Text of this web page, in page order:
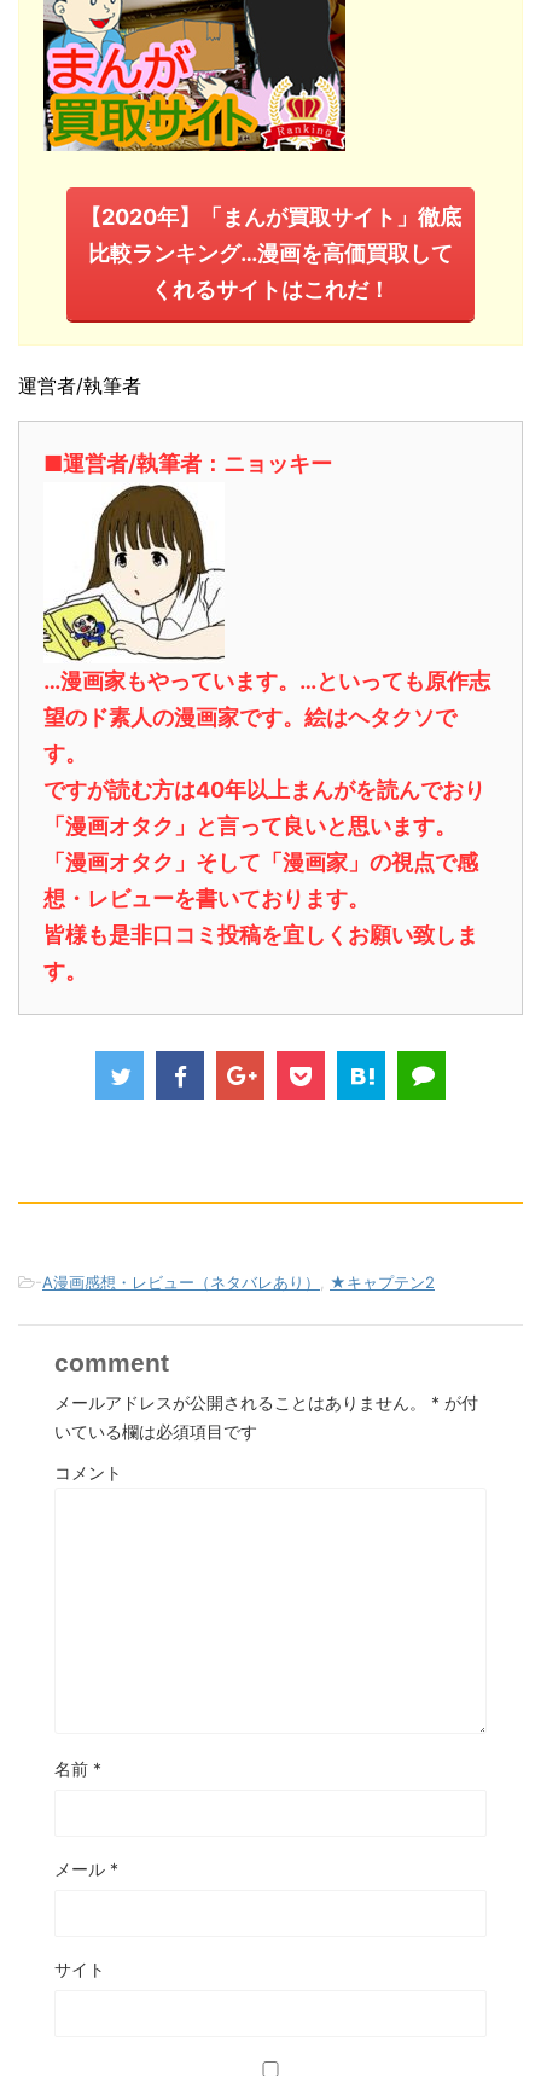
【2020年】「まんが買取サイト」徹底
比較ランキング…漫画を高価買取して
くれるサイトはこれだ！
運営者/執筆者
■運営者/執筆者：ニョッキー
…漫画家もやっています。…といっても原作志
望のド素人の漫画家です。絵はヘタクソで
す。
ですが読む方は40年以上まんがを読んでおり
「漫画オタク」と言って良いと思います。
「漫画オタク」そして「漫画家」の視点で感
想・レビューを書いております。
皆様も是非口コミ投稿を宜しくお願い致しま
す。
-A漫画感想・レビュー（ネタバレあり） ★キャプテン2
comment
メールアドレスが公開されることはありません。 * が付
いている欄は必須項目です
コメント
名前 *
メール *
サイト